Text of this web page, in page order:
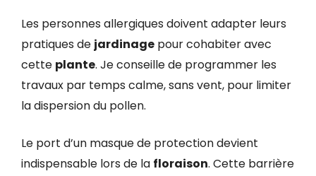
Les personnes allergiques doivent adapter leurs
pratiques de jardinage pour cohabiter avec
cette plante. Je conseille de programmer les
travaux par temps calme, sans vent, pour limiter
la dispersion du pollen.
Le port d’un masque de protection devient
indispensable lors de la floraison. Cette barrière